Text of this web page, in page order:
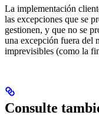
La implementación
las excepciones que se
gestionen, y que no se
una excepción fuera del
imprevisibles (como la
Consulte